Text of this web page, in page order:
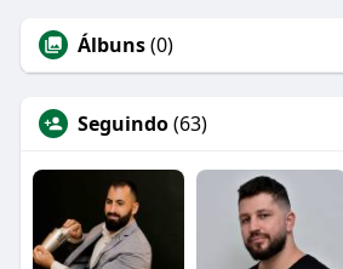
Álbuns(0)
Seguindo(63)